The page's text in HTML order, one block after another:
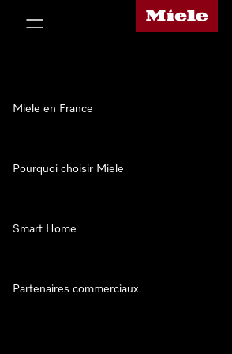
Page d'accueil Miele
Miele en France
Pourquoi choisir Miele
Smart Home
Partenaires commerciaux